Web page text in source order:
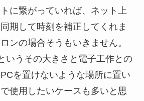
に繋がっていれば、ネット上
期して時刻を補正してくれま
ンの場合そうもいきません。
いうその大きさと電子工作との
を置けないような場所に置い
使用したいケースも多いと思